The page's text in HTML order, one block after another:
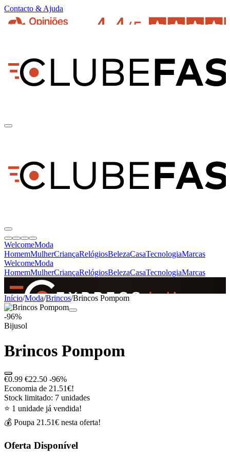
Contacto & Ajuda
WelcomeModa
HomemMulherCriançaRelógiosBelezaCasaTecnologiaMarcas
WelcomeModa
HomemMulherCriançaRelógiosBelezaCasaTecnologiaMarcas
SINCE 2005
Início/Moda/Brincos/Brincos Pompom
-96%
Bijusol
Brincos Pompom
€0.99 €22.50 -96%
Economia de 21.51€!
Stock limitado: 7 unidades
⭐ 1 unidade já vendida!
💰 Poupa 21.51€ nesta oferta!
Oferta Disponível